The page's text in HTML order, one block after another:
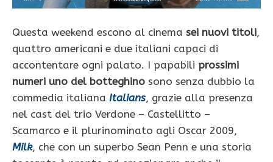
Questa weekend escono al cinema sei nuovi titoli,
quattro americani e due italiani capaci di
accontentare ogni palato. I papabili prossimi
numeri uno del botteghino sono senza dubbio la
commedia italiana Italians, grazie alla presenza
nel cast del trio Verdone – Castellitto –
Scamarco e il plurinominato agli Oscar 2009,
Milk, che con un superbo Sean Penn e una storia